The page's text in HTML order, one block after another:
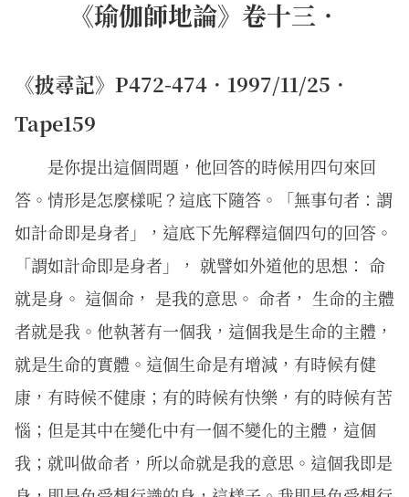
《瑜伽師地論》卷十三．
《披尋記》P472-474．1997/11/25．
Tape159
是你提出這個問題，他回答的時候用四句來回
答。情形是怎麼樣呢？這底下隨答。「無事句者：謂
如計命即是身者」，這底下先解釋這個四句的回答。
「謂如計命即是身者」， 就譬如外道他的思想： 命
就是身。 這個命， 是我的意思。 命者， 生命的主體
者就是我。他執著有一個我，這個我是生命的主體，
就是生命的實體。這個生命是有增減，有時候有健
康，有時候不健康；有的時候有快樂，有的時候有苦
惱；但是其中在變化中有一個不變化的主體，這個
我；就叫做命者，所以命就是我的意思。這個我即是